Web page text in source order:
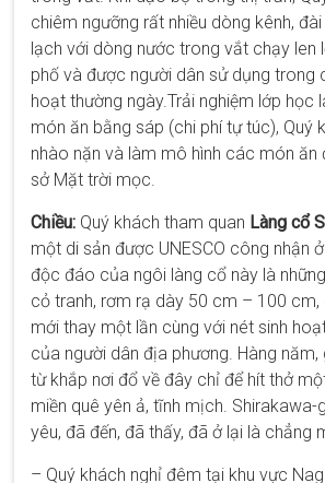
chiêm ngưỡng rất nhiều dòng kênh,
lạch với dòng nước trong vắt chạy len
phố và được người dân sử dụng trong
hoạt thường ngày.Trải nghiệm lớp học
món ăn bằng sáp (chi phí tự túc), Quý
nhào nặn và làm mô hình các món
sở Mặt trời mọc.
Chiều: Quý khách tham quan Làng cổ
một di sản được UNESCO công nhận
độc đáo của ngôi làng cổ này là
cỏ tranh, rơm rạ dày 50 cm – 100 cm,
mới thay một lần cùng với nét sinh
của người dân địa phương. Hàng năm,
từ khắp nơi đổ về đây chỉ để hít thở
miền quê yên ả, tĩnh mịch. Shirakawa-
yêu, đã đến, đã thấy, đã ở lại là chẳng
– Quý khách nghỉ đêm tại khu vực